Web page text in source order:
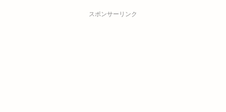
スポンサーリンク